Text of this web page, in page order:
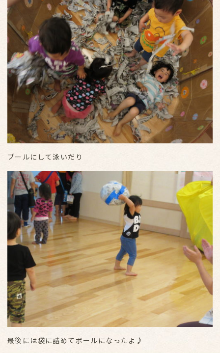
プールにして泳いだり
最後には袋に詰めてボールになったよ♪